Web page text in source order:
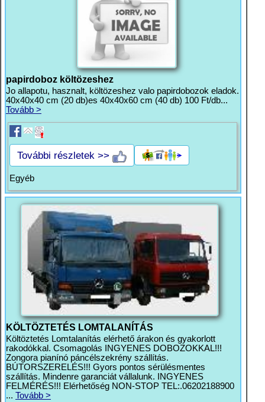
papirdoboz költözeshez
Jo allapotu, hasznalt, költözeshez valo papirdobozok eladok.
40x40x40 cm (20 db)es 40x40x60 cm (40 db) 100 Ft/db...
Tovább >
További részletek >>
Egyéb
KÖLTÖZTETÉS LOMTALANÍTÁS
Költöztetés Lomtalanítás elérhető árakon és gyakorlott
rakodókkal. Csomagolás INGYENES DOBOZOKKAL!!!
Zongora pianínó páncélszekrény szállítás.
BÚTORSZERELÉS!!! Gyors pontos sérülésmentes
szállítás. Mindenre garanciát vállalunk. INGYENES
FELMÉRÉS!!! Elérhetőség NON-STOP TEL:.06202188900
... Tovább >